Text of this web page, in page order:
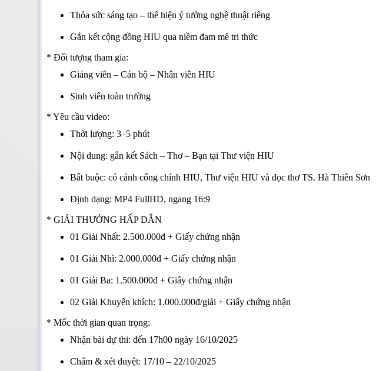
Thỏa sức sáng tạo – thể hiện ý tưởng nghệ thuật riêng
Gắn kết cộng đồng HIU qua niềm đam mê tri thức
* Đối tượng tham gia:
Giảng viên – Cán bộ – Nhân viên HIU
Sinh viên toàn trường
* Yêu cầu video:
Thời lượng: 3–5 phút
Nội dung: gắn kết Sách – Thơ – Bạn tại Thư viện HIU
Bắt buộc: có cảnh cổng chính HIU, Thư viện HIU và đọc thơ TS. Hà Thiên Sơn
Định dạng: MP4 FullHD, ngang 16:9
*GIẢI THƯỞNG HẤP DẪN
01 Giải Nhất: 2.500.000đ + Giấy chứng nhận
01 Giải Nhì: 2.000.000đ + Giấy chứng nhận
01 Giải Ba: 1.500.000đ + Giấy chứng nhận
02 Giải Khuyến khích: 1.000.000đ/giải + Giấy chứng nhận
*Mốc thời gian quan trọng:
Nhận bài dự thi: đến 17h00 ngày 16/10/2025
Chấm & xét duyệt: 17/10 – 22/10/2025